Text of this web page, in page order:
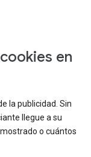
en
la publicidad. Sin
llegue a su
o cuántos